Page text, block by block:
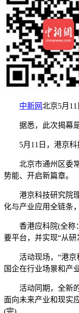
中新网北京5月
据悉，此次揭幕是
5月11日，港京
北京市通州区委常
势能、开启新篇章。
港京科技研究院理
化与产业应用全链条
香港应科院(全称：
要平台，并实现“从
活动现场，“港京科
国企在行业场景和产
活动同期，全新的
面向未来产业和现实
(完)